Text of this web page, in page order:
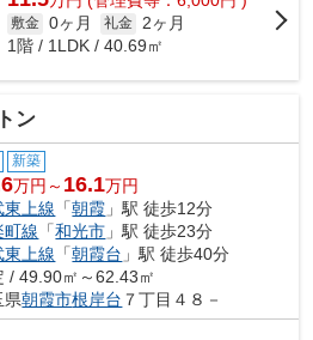
敷金 0ヶ月 礼金 2ヶ月
1階 / 1LDK / 40.69㎡
ン
新築
万円～ 16.1万円
東上線 「朝霞 」駅 徒歩12分
町線 「和光市 」駅 徒歩23分
東上線 「朝霞台 」駅 徒歩40分
/ 49.90㎡～62.43㎡
県朝霞市根岸台 ７丁目４８－